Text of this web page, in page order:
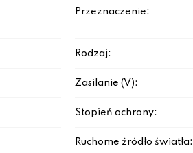
Przeznaczenie:
Rodzaj:
Zasilanie (V):
Stopień ochrony:
Ruchome źródło światła: